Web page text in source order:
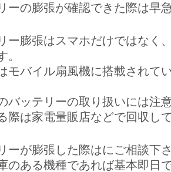
ーの膨張が確認できた際は早
ー膨張はスマホだけではなく
。
モバイル扇風機に搭載されて
バッテリーの取り扱いには注
際は家電量販店などで回収し
ーが膨張した際はにご相談下さ
のある機種であれば基本即日